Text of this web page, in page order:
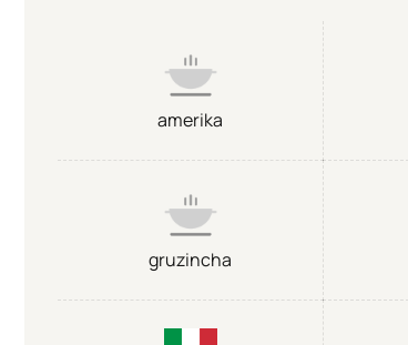
amerika
gruzincha